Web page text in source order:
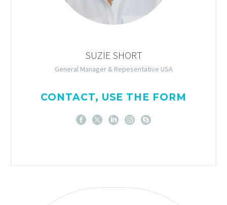
SUZIE SHORT
General Manager & Repesentative USA
CONTACT, USE THE FORM